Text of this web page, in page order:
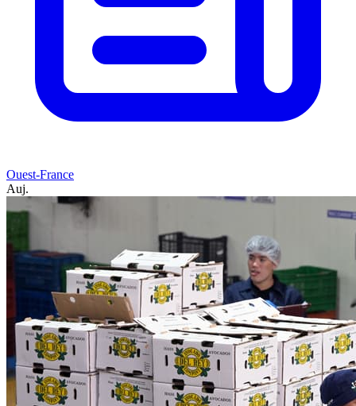
Ouest-France
Auj.